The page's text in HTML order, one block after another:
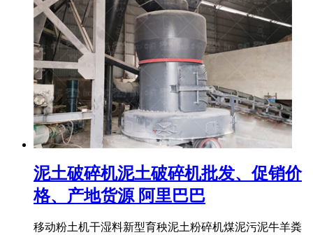
泥土破碎机泥土破碎机批发、促销价
格、产地货源 阿里巴巴
移动粉土机干湿料新型育秧泥土粉碎机煤泥污泥牛羊粪